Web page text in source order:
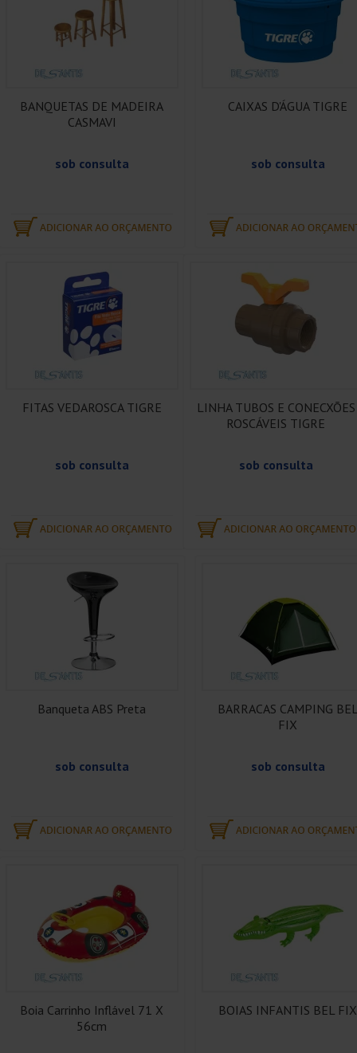
BANQUETAS DE MADEIRA
CASMAVI
sob consulta
CAIXAS D'ÁGUA TIGRE
sob consulta
FITAS VEDAROSCA TIGRE
sob consulta
LINHA TUBOS E CONECXÕES
ROSCÁVEIS TIGRE
sob consulta
Banqueta ABS Preta
sob consulta
BARRACAS CAMPING
FIX
sob consulta
Boia Carrinho Inflável 71 X
56cm
BOIAS INFANTIS BEL FIX